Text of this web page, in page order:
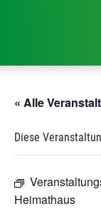
« Alle
Diese
Heimathaus